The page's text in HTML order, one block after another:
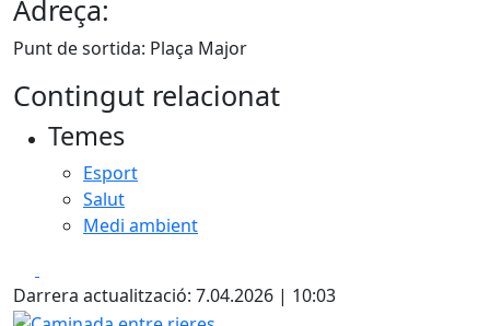
Adreça:
Punt de sortida: Plaça Major
Contingut relacionat
Temes
Esport
Salut
Medi ambient
Darrera actualització: 7.04.2026 | 10:03
Caminada entre rieres